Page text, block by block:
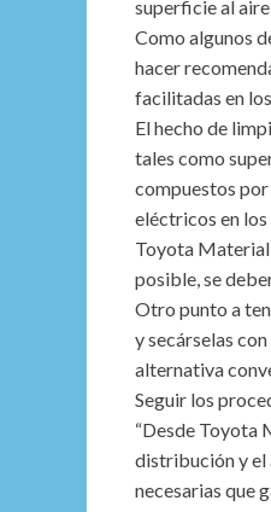
superficie al
Como algunos
hacer
facilitadas en
El hecho de
tales como
compuestos por
eléctricos en
Toyota Material
posible, se
Otro punto a
y secárselas
alternativa
Seguir los
“Desde Toyota
distribución y el
necesarias que